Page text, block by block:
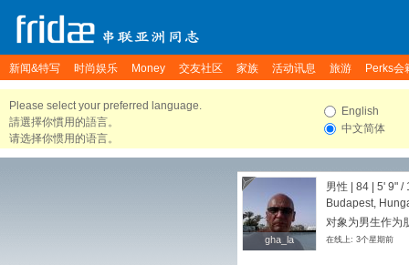
新闻&特写 时尚娱乐 Money 交友社区 家族 活动讯息 旅游 Perks会
Please select your preferred language.
請選擇你慣用的語言。
请选择你惯用的语言。
English
中文简体
gha_la
gha_la
男性 | 84 | 5' 9" /
Budapest,
对象为男生作为
在线上: 3个星期前